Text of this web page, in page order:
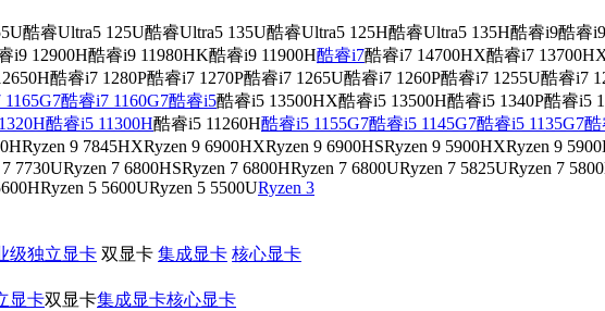
酷睿Ultra5 125U酷睿Ultra5 135U酷睿Ultra5 125H酷睿Ultra5 135H酷睿i9酷睿
i9 12900H酷睿i9 11980HK酷睿i9 11900H酷睿i7酷睿i7 14700HX酷睿i7
酷睿i7 1280P酷睿i7 1270P酷睿i7 1265U酷睿i7 1260P酷睿i7 1255U酷睿i7
酷睿i7 1160G7酷睿i5酷睿i5 13500HX酷睿i5 13500H酷睿i5 1340P酷睿i5
酷睿i5 11300H酷睿i5 11260H酷睿i5 1155G7酷睿i5 1145G7酷睿i5 1135G7酷
Ryzen 9 7845HXRyzen 9 6900HXRyzen 9 6900HSRyzen 9 5900HXRyzen 9
7730URyzen 7 6800HSRyzen 7 6800HRyzen 7 6800URyzen 7 5825URyzen 7
Ryzen 5 5600URyzen 5 5500URyzen 3
级独立显卡 双显卡 集成显卡 核心显卡
显卡双显卡集成显卡核心显卡